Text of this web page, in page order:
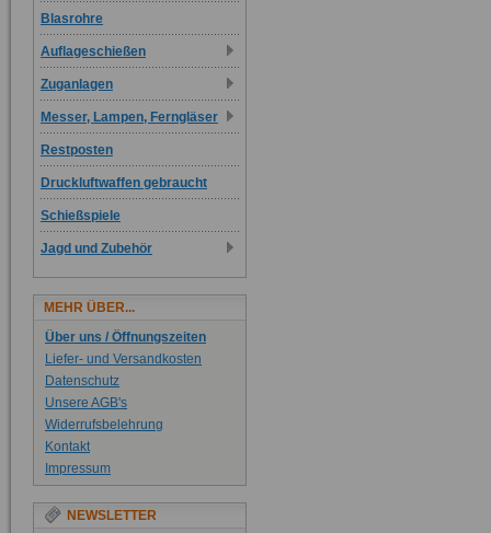
Blasrohre
Auflageschießen
Zuganlagen
Messer, Lampen, Ferngläser
Restposten
Druckluftwaffen gebraucht
Schießspiele
Jagd und Zubehör
MEHR ÜBER...
Über uns / Öffnungszeiten
Liefer- und Versandkosten
Datenschutz
Unsere AGB's
Widerrufsbelehrung
Kontakt
Impressum
NEWSLETTER